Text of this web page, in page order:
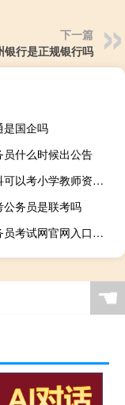
下一篇
银行是正规银行吗
是国企吗
员什么时候出公告
成人本科可以考小学教师资格证吗
公务员是联考吗
甘肃公务员考试网官网入口在哪
☚